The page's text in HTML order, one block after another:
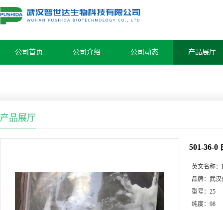
公司首页 公司介绍 公司动态 产品展厅
产品展厅
501-36-0
英文名称：
品牌： 武汉
型号： 25
纯度： 98